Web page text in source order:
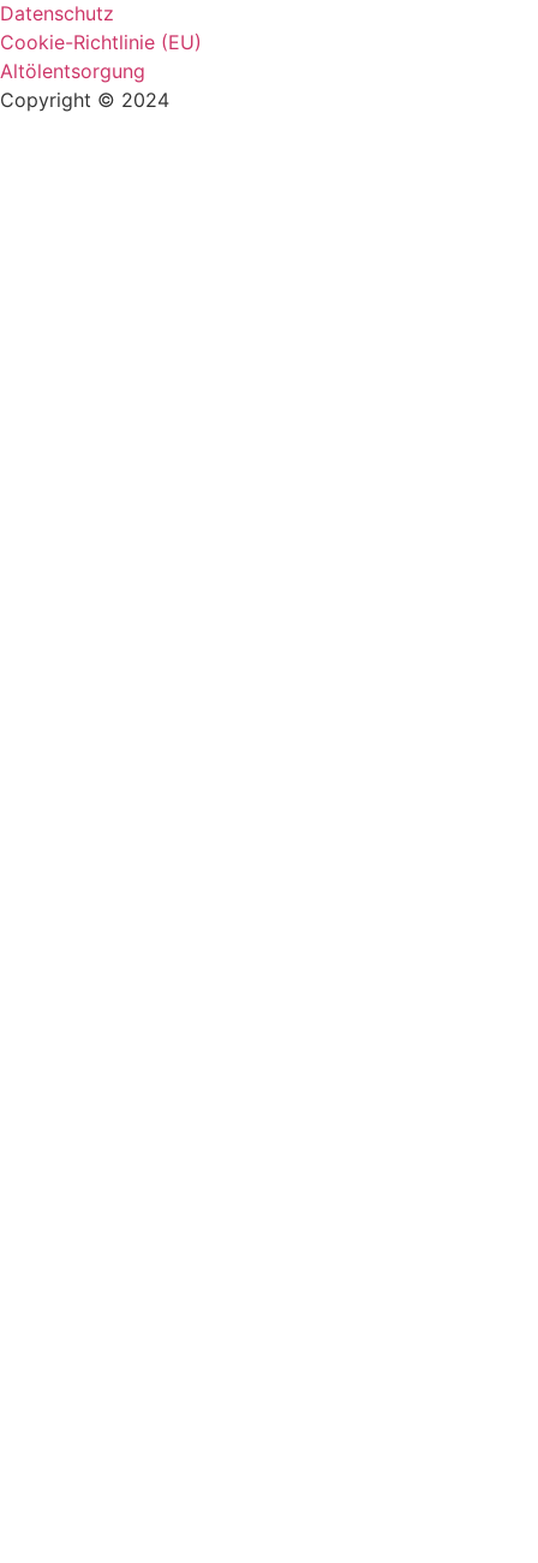
Datenschutz
Cookie-Richtlinie (EU)
Altölentsorgung
Copyright © 2024